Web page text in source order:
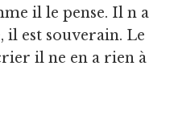
il le pense. Il n a
il est souverain. Le
il ne en a rien à